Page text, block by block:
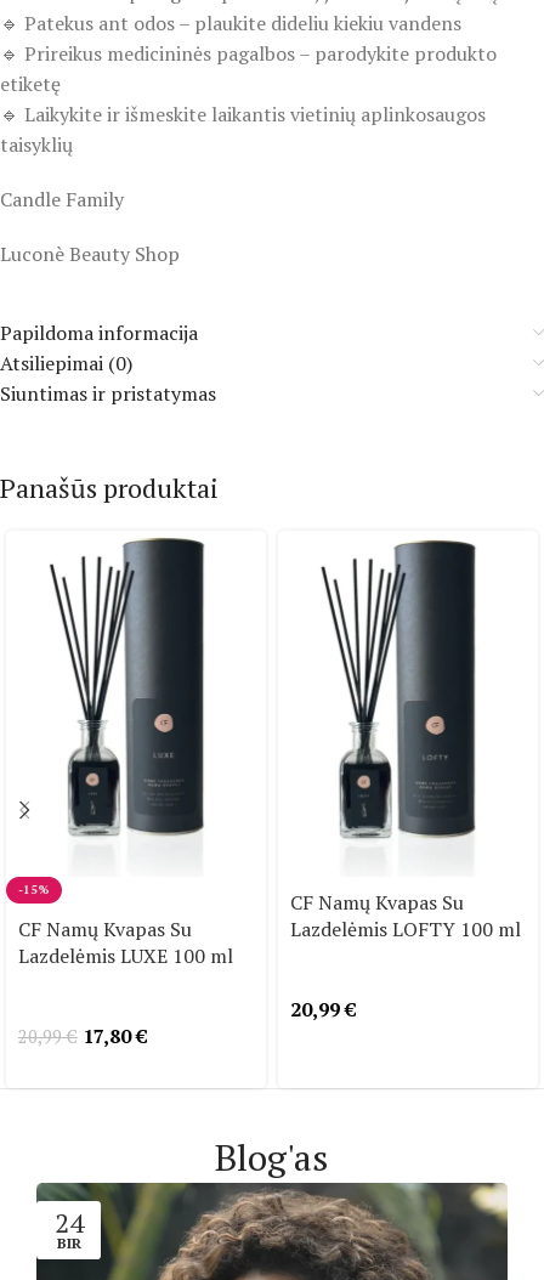
🔹 Patekus ant odos – plaukite dideliu kiekiu vandens
🔹 Prireikus medicininės pagalbos – parodykite produkto
etiketę
🔹 Laikykite ir išmeskite laikantis vietinių aplinkosaugos
taisyklių
Candle Family
Luconè Beauty Shop
Papildoma informacija
Atsiliepimai (0)
Siuntimas ir pristatymas
Panašūs produktai
-15%
CF Namų Kvapas Su
Lazdelėmis LUXE 100 ml
20,99€ 17,80€
CF Namų Kvapas Su
Lazdelėmis LOFTY 100 ml
20,99€
Blog'as
24
BIR